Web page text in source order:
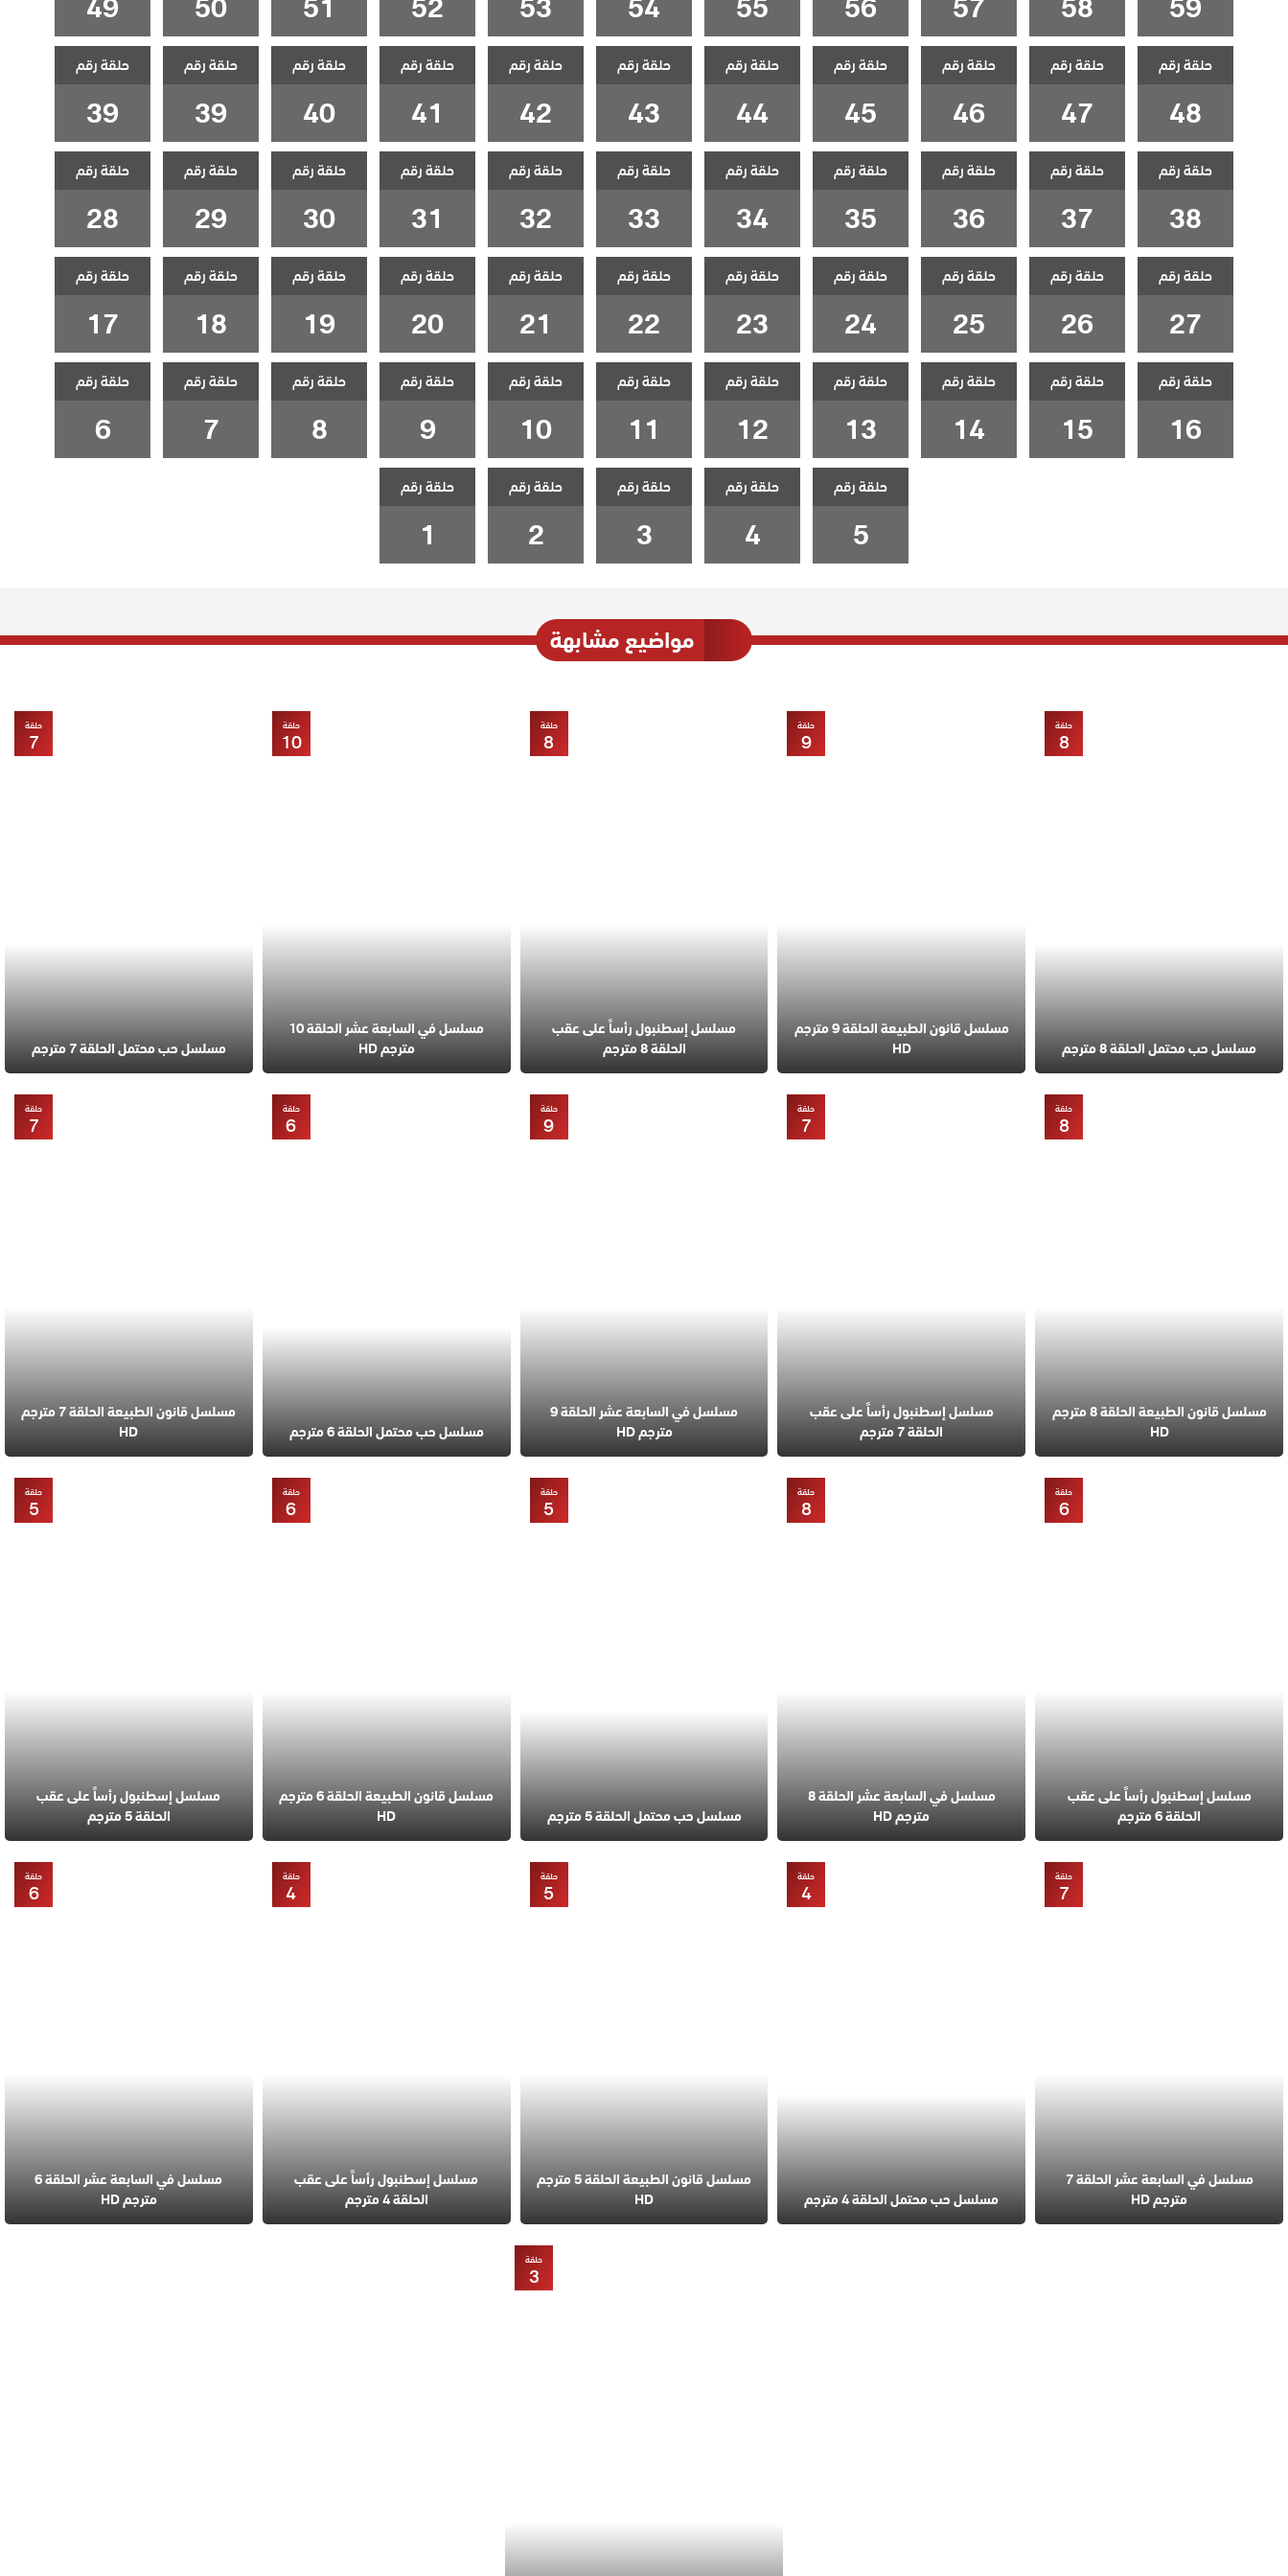
حلقة رقم
48
حلقة رقم
47
حلقة رقم
46
حلقة رقم
45
حلقة رقم
44
حلقة رقم
43
حلقة رقم
42
حلقة رقم
41
حلقة رقم
40
حلقة رقم
39
حلقة رقم
39
حلقة رقم
38
حلقة رقم
37
حلقة رقم
36
حلقة رقم
35
حلقة رقم
34
حلقة رقم
33
حلقة رقم
32
حلقة رقم
31
حلقة رقم
30
حلقة رقم
29
حلقة رقم
28
حلقة رقم
27
حلقة رقم
26
حلقة رقم
25
حلقة رقم
24
حلقة رقم
23
حلقة رقم
22
حلقة رقم
21
حلقة رقم
20
حلقة رقم
19
حلقة رقم
18
حلقة رقم
17
حلقة رقم
16
حلقة رقم
15
حلقة رقم
14
حلقة رقم
13
حلقة رقم
12
حلقة رقم
11
حلقة رقم
10
حلقة رقم
9
حلقة رقم
8
حلقة رقم
7
حلقة رقم
6
حلقة رقم
5
حلقة رقم
4
حلقة رقم
3
حلقة رقم
2
حلقة رقم
1
مواضيع مشابهة
مسلسل حب محتمل الحلقة 8 مترجم
حلقة
8
مسلسل قانون الطبيعة الحلقة 9 مترجم
HD
حلقة
9
مسلسل إسطنبول رأساً على عقب
الحلقة 8 مترجم
حلقة
8
مسلسل في السابعة عشر الحلقة 10
مترجم HD
حلقة
10
مسلسل حب محتمل الحلقة 7 مترجم
حلقة
7
مسلسل قانون الطبيعة الحلقة 8 مترجم
HD
حلقة
8
مسلسل إسطنبول رأساً على عقب
الحلقة 7 مترجم
حلقة
7
مسلسل في السابعة عشر الحلقة 9
مترجم HD
حلقة
9
مسلسل حب محتمل الحلقة 6 مترجم
حلقة
6
مسلسل قانون الطبيعة الحلقة 7 مترجم
HD
حلقة
7
مسلسل إسطنبول رأساً على عقب
الحلقة 6 مترجم
حلقة
6
مسلسل في السابعة عشر الحلقة 8
مترجم HD
حلقة
8
مسلسل حب محتمل الحلقة 5 مترجم
حلقة
5
مسلسل قانون الطبيعة الحلقة 6 مترجم
HD
حلقة
6
مسلسل إسطنبول رأساً على عقب
الحلقة 5 مترجم
حلقة
5
مسلسل في السابعة عشر الحلقة 7
مترجم HD
حلقة
7
مسلسل حب محتمل الحلقة 4 مترجم
حلقة
4
مسلسل قانون الطبيعة الحلقة 5 مترجم
HD
حلقة
5
مسلسل إسطنبول رأساً على عقب
الحلقة 4 مترجم
حلقة
4
مسلسل في السابعة عشر الحلقة 6
مترجم HD
حلقة
6
حلقة
3